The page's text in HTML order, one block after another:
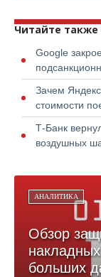
Читайте также
Google
Зачем
стоимости
Т-Банк
воздушных
АНАЛИТИКА
Обзор
больших